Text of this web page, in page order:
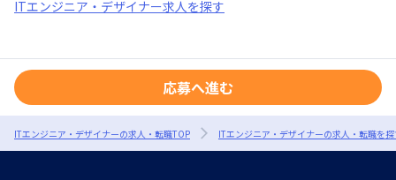
ITエンジニア・デザイナー求人を探す
応募へ進む
ITエンジニア・デザイナーの求人・転職TOP ITエンジニア・デザイナーの求人・転職を